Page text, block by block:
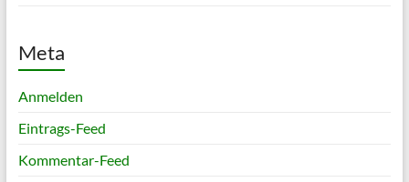
Meta
Anmelden
Eintrags-Feed
Kommentar-Feed